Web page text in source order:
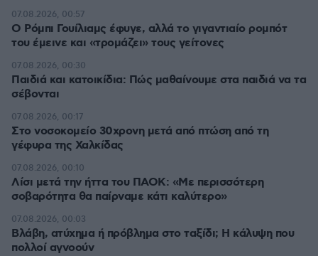
Ο Ρόμπι Γουίλιαμς έφυγε, αλλά το γιγαντιαίο ρομπότ
του έμεινε και «τρομάζει» τους γείτονες
07.08.2026, 00:57
Παιδιά και κατοικίδια: Πώς μαθαίνουμε στα παιδιά να τα
σέβονται
07.08.2026, 00:30
Στο νοσοκομείο 30χρονη μετά από πτώση από τη
γέφυρα της Χαλκίδας
07.08.2026, 00:17
Λίσι μετά την ήττα του ΠΑΟΚ: «Με περισσότερη
σοβαρότητα θα παίρναμε κάτι καλύτερο»
07.08.2026, 00:10
Βλάβη, ατύχημα ή πρόβλημα στο ταξίδι; Η κάλυψη που
πολλοί αγνοούν
07.08.2026, 00:03